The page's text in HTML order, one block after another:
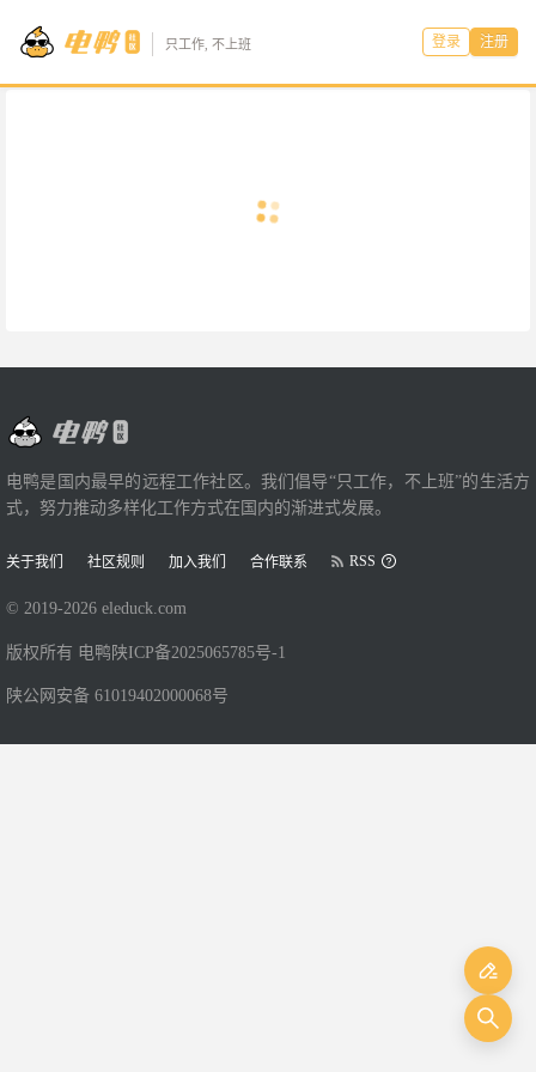
只工作, 不上班 登录 注册
电鸭是国内最早的远程工作社区。我们倡导“只工作，不上班”的生活方
式，努力推动多样化工作方式在国内的渐进式发展。
关于我们 社区规则 加入我们 合作联系 RSS
© 2019-2026 eleduck.com
版权所有 电鸭 陕ICP备2025065785号-1
陕公网安备 61019402000068号